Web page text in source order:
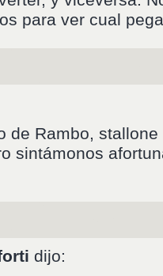
para ver cual
de Rambo,
sintámonos
dijo: